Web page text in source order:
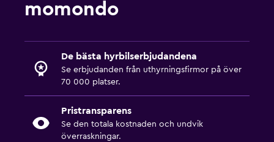
momondo
De bästa hyrbilserbjudandena
Se erbjudanden från uthyrningsfirmor på över
70 000 platser.
Pristransparens
Se den totala kostnaden och undvik
överraskningar.